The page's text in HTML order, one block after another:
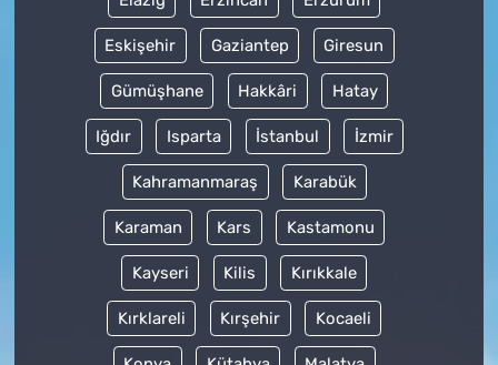
Eskişehir Gaziantep Giresun
Gümüşhane Hakkâri Hatay
Iğdır Isparta İstanbul İzmir
Kahramanmaraş Karabük
Karaman Kars Kastamonu
Kayseri Kilis Kırıkkale
Kırklareli Kırşehir Kocaeli